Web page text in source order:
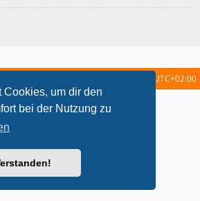
Cookies, um dir den
bei der Nutzung zu
UTC+02:00
Eric Seguin Updated for phpBB3.2 by
® Forum Software © phpBB Limited
Übersetzung durch